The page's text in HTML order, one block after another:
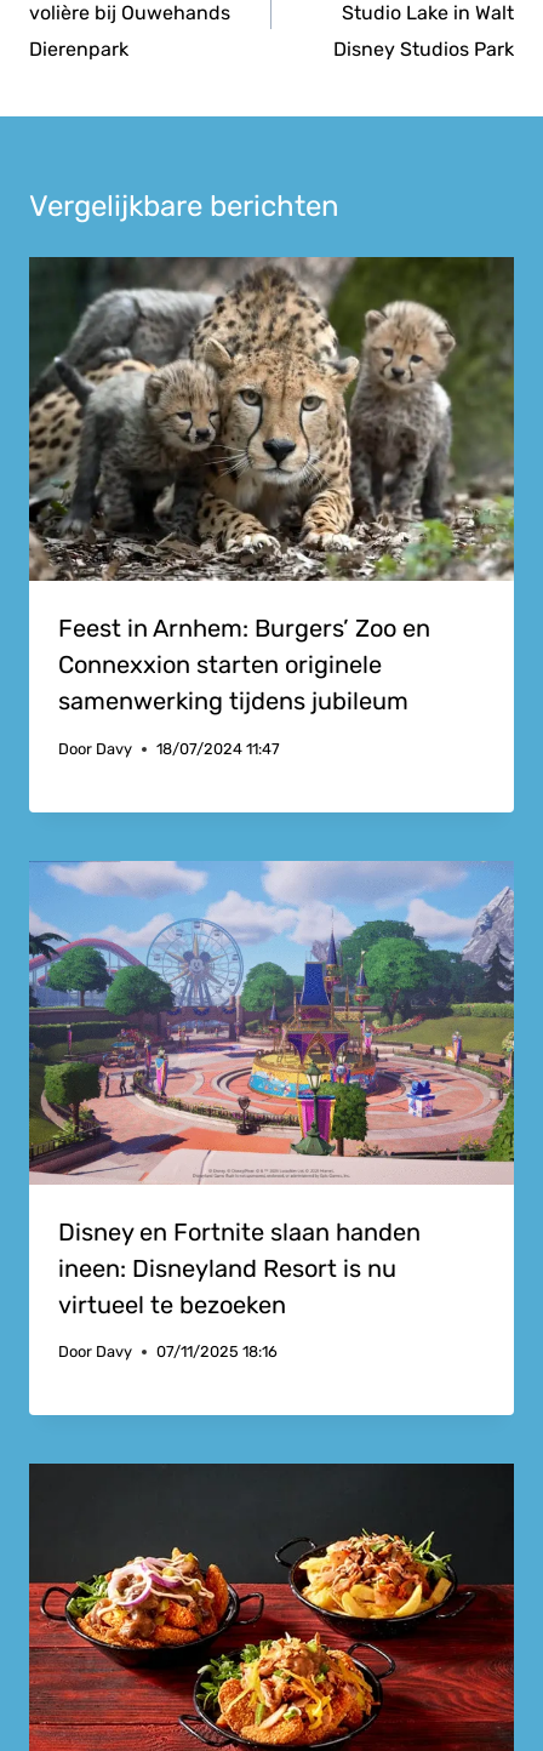
volière bij Ouwehands
Dierenpark
Studio Lake in Walt
Disney Studios Park
Vergelijkbare berichten
Feest in Arnhem: Burgers’ Zoo en
Connexxion starten originele
samenwerking tijdens jubileum
Door Davy 18/07/2024 11:47
Disney en Fortnite slaan handen
ineen: Disneyland Resort is nu
virtueel te bezoeken
Door Davy 07/11/2025 18:16